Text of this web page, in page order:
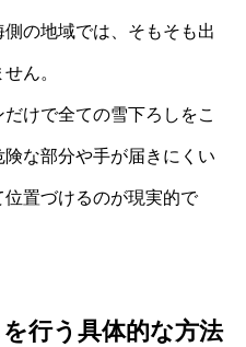
の地域では、そもそも出
ん。
けで全ての雪下ろしをこ
な部分や手が届きにくい
置づけるのが現実的で
行う具体的な方法